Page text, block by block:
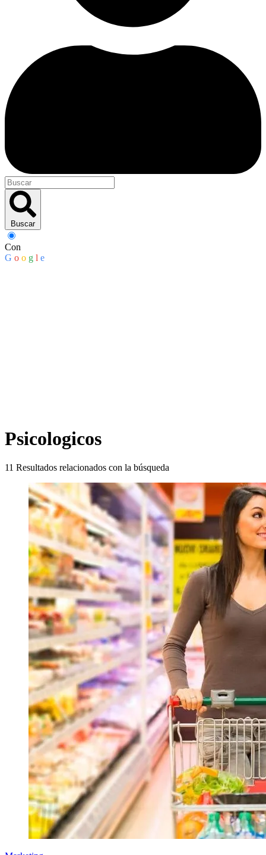
Buscar
Con
G o o g l e
Psicologicos
11 Resultados relacionados con la búsqueda